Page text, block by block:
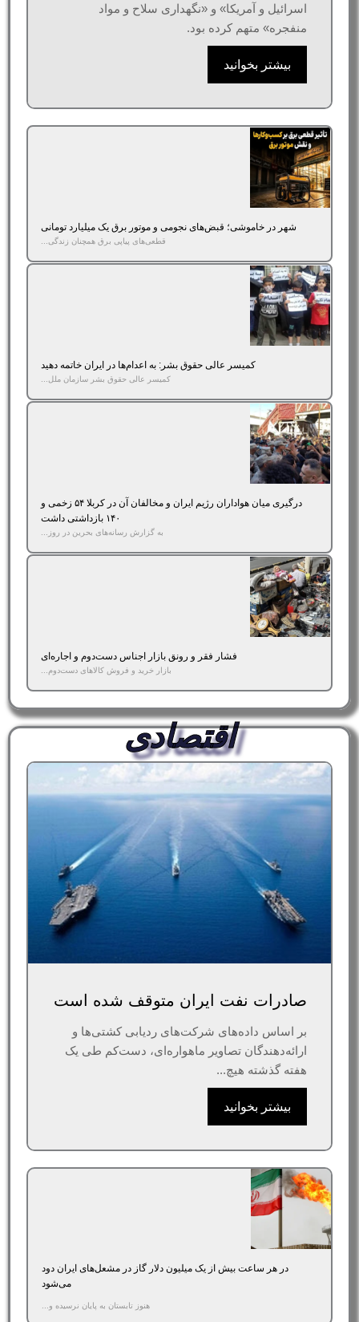
اسرائیل و آمریکا» و «نگهداری سلاح و مواد
منفجره» متهم کرده بود.
بیشتر بخوانید
شهر در خاموشی؛ قبض‌های نجومی و موتور برق یک میلیارد تومانی
قطعی‌های پیاپی برق همچنان زندگی...
کمیسر عالی حقوق بشر: به اعدام‌ها در ایران خاتمه دهید
کمیسر عالی حقوق بشر سازمان ملل...
درگیری میان هواداران رژیم ایران و مخالفان آن در کربلا ۵۴ زخمی و
۱۴۰ بازداشتی داشت
به گزارش رسانه‌های بحرین در روز...
فشار فقر و رونق بازار اجناس دست‌دوم و اجاره‌ای
بازار خرید و فروش کالاهای دست‌دوم...
اقتصادی
صادرات نفت ایران متوقف شده است
بر اساس داده‌های شرکت‌های ردیابی کشتی‌ها و
ارائه‌دهندگان تصاویر ماهواره‌ای، دست‌کم طی یک
هفته گذشته هیچ...
بیشتر بخوانید
در هر ساعت بیش از یک میلیون دلار گاز در مشعل‌های ایران دود
می‌شود
هنوز تابستان به پایان نرسیده و...